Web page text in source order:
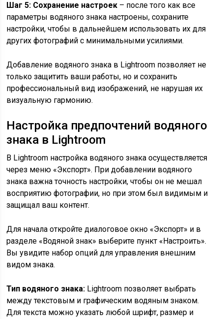
Шаг 5: Сохранение настроек – после того как все
параметры водяного знака настроены, сохраните
настройки, чтобы в дальнейшем использовать их для
других фотографий с минимальными усилиями.
Добавление водяного знака в Lightroom позволяет не
только защитить ваши работы, но и сохранить
профессиональный вид изображений, не нарушая их
визуальную гармонию.
Настройка предпочтений водяного
знака в Lightroom
В Lightroom настройка водяного знака осуществляется
через меню «Экспорт». При добавлении водяного
знака важна точность настройки, чтобы он не мешал
восприятию фотографии, но при этом был видимым и
защищал ваш контент.
Для начала откройте диалоговое окно «Экспорт» и в
разделе «Водяной знак» выберите пункт «Настроить».
Вы увидите набор опций для управления внешним
видом знака.
Тип водяного знака: Lightroom позволяет выбрать
между текстовым и графическим водяным знаком.
Для текста можно указать любой шрифт, размер и